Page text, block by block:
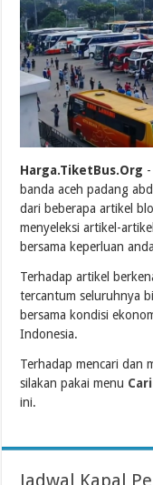
Harga.TiketBus.Org
banda aceh padang
dari beberapa artikel
menyeleksi artikel-
bersama keperluan
Terhadap artikel
tercantum seluruhnya
bersama kondisi
Indonesia.
Terhadap mencari dan
silakan pakai menu
ini.
Jadwal Kapal